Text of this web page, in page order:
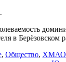
в Берёзовском
, Общество, ХМАО